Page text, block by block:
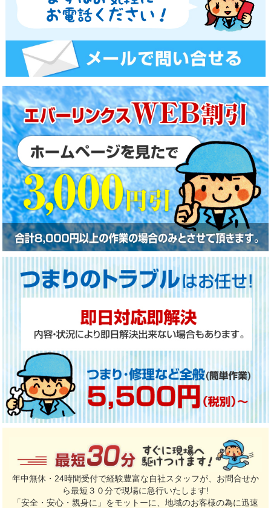
年中無休・24時間受付で経験豊富な自社スタッフが、お問合せか
ら最短３０分で現場に急行いたします!
「安全・安心・親身に」をモットーに、地域のお客様の為に迅速